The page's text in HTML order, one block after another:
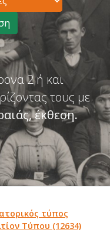
2 ή και
τους με
έκθεση.
τύπος
Τύπου (12634)